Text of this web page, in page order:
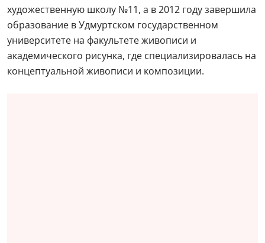
художественную школу №11, а в 2012 году завершила
образование в Удмуртском государственном
университете на факультете живописи и
академического рисунка, где специализировалась на
концептуальной живописи и композиции.